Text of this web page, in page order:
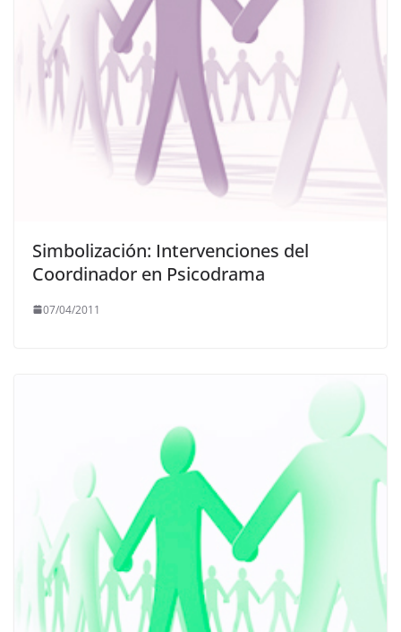
Simbolización: Intervenciones del
Coordinador en Psicodrama
07/04/2011